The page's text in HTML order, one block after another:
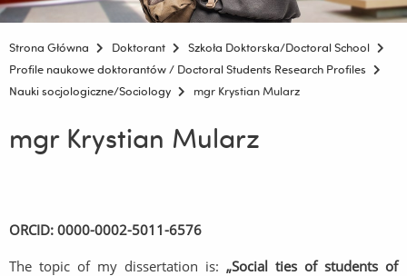
Strona Główna Doktorant
Szkoła Doktorska/Doctoral School
Profile naukowe doktorantów / Doctoral Students Research Profiles
Nauki socjologiczne/Sociology
mgr Krystian Mularz
mgr Krystian Mularz
ORCID: 0000-0002-5011-6576
The topic of my dissertation is: „Social ties of students of